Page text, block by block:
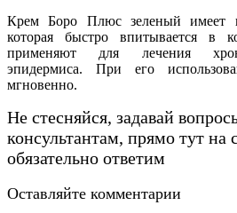
Крем Боро Плюс зеленый имеет
которая быстро впитывается в
применяют для лечения
эпидермиса. При его
мгновенно.
Не стесняйся, задавай
консультантам, прямо тут
обязательно ответим
Оставляйте комментарии